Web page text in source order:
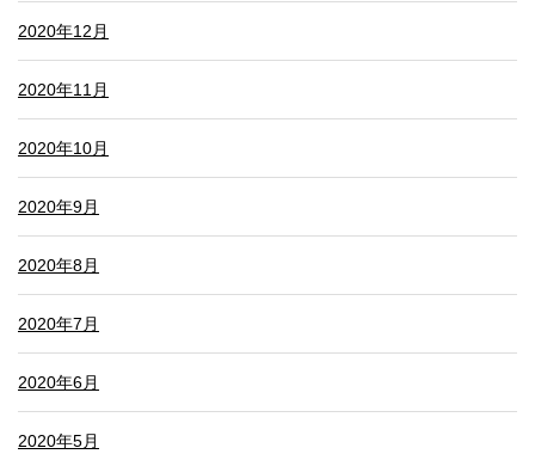
2020年12月
2020年11月
2020年10月
2020年9月
2020年8月
2020年7月
2020年6月
2020年5月